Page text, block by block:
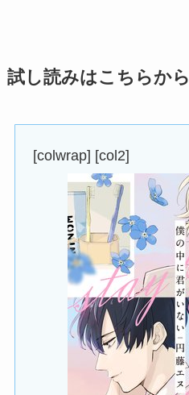
試し読みはこちらから
[colwrap] [col2]